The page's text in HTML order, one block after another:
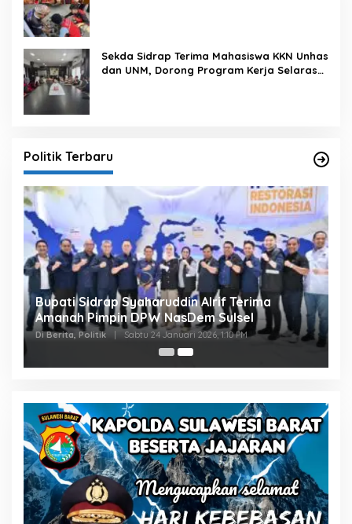
Sekda Sidrap Terima Mahasiswa KKN Unhas
dan UNM, Dorong Program Kerja Selaras
Politik Terbaru
Bupati Sidrap Syaharuddin Alrif Terima
Amanah Pimpin DPW NasDem Sulsel
Di Berita, Politik | Sabtu 24 Januari 2026, 1:10 PM